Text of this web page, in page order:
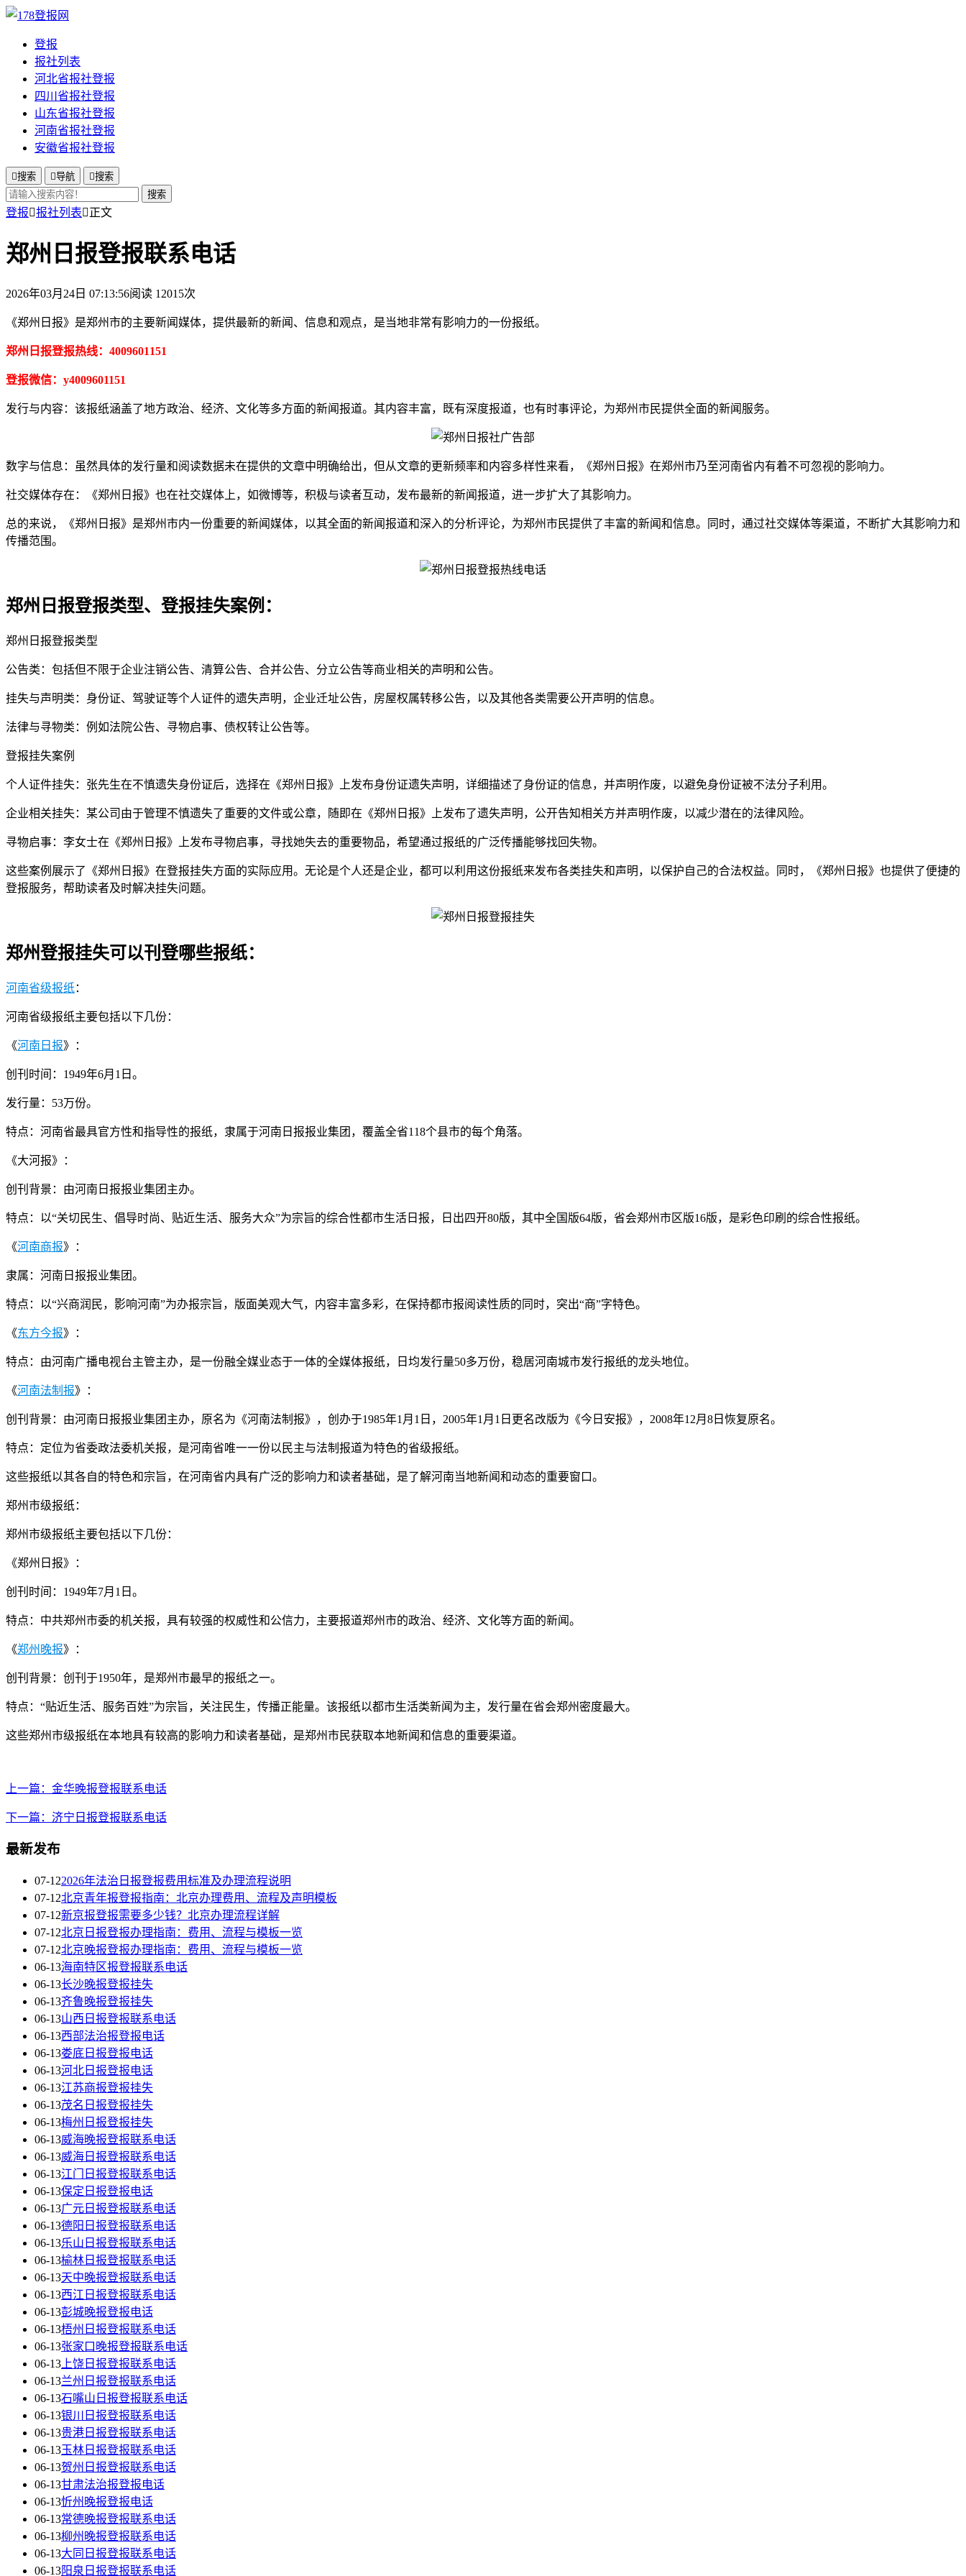
登报
报社列表
河北省报社登报
四川省报社登报
山东省报社登报
河南省报社登报
安徽省报社登报
搜索 导航 搜索
搜索
登报报社列表正文
郑州日报登报联系电话
2026年03月24日 07:13:56阅读 12015次
《郑州日报》是郑州市的主要新闻媒体，提供最新的新闻、信息和观点，是当地非常有影响力的一份报纸。
郑州日报登报热线：4009601151
登报微信：y4009601151
发行与内容：该报纸涵盖了地方政治、经济、文化等多方面的新闻报道。其内容丰富，既有深度报道，也有时事评论，为郑州市民提供全面的新闻服务。
数字与信息：虽然具体的发行量和阅读数据未在提供的文章中明确给出，但从文章的更新频率和内容多样性来看，《郑州日报》在郑州市乃至河南省内有着不可忽视的影响力。
社交媒体存在：《郑州日报》也在社交媒体上，如微博等，积极与读者互动，发布最新的新闻报道，进一步扩大了其影响力。
总的来说，《郑州日报》是郑州市内一份重要的新闻媒体，以其全面的新闻报道和深入的分析评论，为郑州市民提供了丰富的新闻和信息。同时，通过社交媒体等渠道，不断扩大其影响力和
传播范围。
郑州日报登报类型、登报挂失案例：
郑州日报登报类型
公告类：包括但不限于企业注销公告、清算公告、合并公告、分立公告等商业相关的声明和公告。
挂失与声明类：身份证、驾驶证等个人证件的遗失声明，企业迁址公告，房屋权属转移公告，以及其他各类需要公开声明的信息。
法律与寻物类：例如法院公告、寻物启事、债权转让公告等。
登报挂失案例
个人证件挂失：张先生在不慎遗失身份证后，选择在《郑州日报》上发布身份证遗失声明，详细描述了身份证的信息，并声明作废，以避免身份证被不法分子利用。
企业相关挂失：某公司由于管理不慎遗失了重要的文件或公章，随即在《郑州日报》上发布了遗失声明，公开告知相关方并声明作废，以减少潜在的法律风险。
寻物启事：李女士在《郑州日报》上发布寻物启事，寻找她失去的重要物品，希望通过报纸的广泛传播能够找回失物。
这些案例展示了《郑州日报》在登报挂失方面的实际应用。无论是个人还是企业，都可以利用这份报纸来发布各类挂失和声明，以保护自己的合法权益。同时，《郑州日报》也提供了便捷的
登报服务，帮助读者及时解决挂失问题。
郑州登报挂失可以刊登哪些报纸：
河南省级报纸：
河南省级报纸主要包括以下几份：
《河南日报》：
创刊时间：1949年6月1日。
发行量：53万份。
特点：河南省最具官方性和指导性的报纸，隶属于河南日报报业集团，覆盖全省118个县市的每个角落。
《大河报》：
创刊背景：由河南日报报业集团主办。
特点：以“关切民生、倡导时尚、贴近生活、服务大众”为宗旨的综合性都市生活日报，日出四开80版，其中全国版64版，省会郑州市区版16版，是彩色印刷的综合性报纸。
《河南商报》：
隶属：河南日报报业集团。
特点：以“兴商润民，影响河南”为办报宗旨，版面美观大气，内容丰富多彩，在保持都市报阅读性质的同时，突出“商”字特色。
《东方今报》：
特点：由河南广播电视台主管主办，是一份融全媒业态于一体的全媒体报纸，日均发行量50多万份，稳居河南城市发行报纸的龙头地位。
《河南法制报》：
创刊背景：由河南日报报业集团主办，原名为《河南法制报》，创办于1985年1月1日，2005年1月1日更名改版为《今日安报》，2008年12月8日恢复原名。
特点：定位为省委政法委机关报，是河南省唯一一份以民主与法制报道为特色的省级报纸。
这些报纸以其各自的特色和宗旨，在河南省内具有广泛的影响力和读者基础，是了解河南当地新闻和动态的重要窗口。
郑州市级报纸：
郑州市级报纸主要包括以下几份：
《郑州日报》：
创刊时间：1949年7月1日。
特点：中共郑州市委的机关报，具有较强的权威性和公信力，主要报道郑州市的政治、经济、文化等方面的新闻。
《郑州晚报》：
创刊背景：创刊于1950年，是郑州市最早的报纸之一。
特点：“贴近生活、服务百姓”为宗旨，关注民生，传播正能量。该报纸以都市生活类新闻为主，发行量在省会郑州密度最大。
这些郑州市级报纸在本地具有较高的影响力和读者基础，是郑州市民获取本地新闻和信息的重要渠道。
上一篇：金华晚报登报联系电话
下一篇：济宁日报登报联系电话
最新发布
07-122026年法治日报登报费用标准及办理流程说明
07-12北京青年报登报指南：北京办理费用、流程及声明模板
07-12新京报登报需要多少钱？北京办理流程详解
07-12北京日报登报办理指南：费用、流程与模板一览
07-12北京晚报登报办理指南：费用、流程与模板一览
06-13海南特区报登报联系电话
06-13长沙晚报登报挂失
06-13齐鲁晚报登报挂失
06-13山西日报登报联系电话
06-13西部法治报登报电话
06-13娄底日报登报电话
06-13河北日报登报电话
06-13江苏商报登报挂失
06-13茂名日报登报挂失
06-13梅州日报登报挂失
06-13威海晚报登报联系电话
06-13威海日报登报联系电话
06-13江门日报登报联系电话
06-13保定日报登报电话
06-13广元日报登报联系电话
06-13德阳日报登报联系电话
06-13乐山日报登报联系电话
06-13榆林日报登报联系电话
06-13天中晚报登报联系电话
06-13西江日报登报联系电话
06-13彭城晚报登报电话
06-13梧州日报登报联系电话
06-13张家口晚报登报联系电话
06-13 上饶日报登报联系电话
06-13兰州日报登报联系电话
06-13石嘴山日报登报联系电话
06-13银川日报登报联系电话
06-13贵港日报登报联系电话
06-13玉林日报登报联系电话
06-13贺州日报登报联系电话
06-13甘肃法治报登报电话
06-13忻州晚报登报电话
06-13常德晚报登报联系电话
06-13柳州晚报登报联系电话
06-13大同日报登报联系电话
06-13阳泉日报登报联系电话